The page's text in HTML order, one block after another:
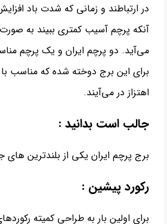
در ارتباطند و زمانی که شدت باد
آنکه پرچم آسیب کمتری ببیند به صورت
می‌آید. دو پرچم ایران و یک پرچم
برای این برج دوخته شده که مناسب با
اهتزاز در می‌آیند.
جالب است بدانید :
برج پرچم ایران یکی از بلندترین
رکورد پیشین :
برای اولین بار به طراحی کمیته